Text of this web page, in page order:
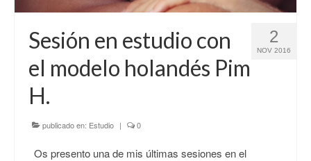
2
NOV 2016
Sesión en estudio con
el modelo holandés Pim
H.
publicado en: Estudio | 0
Os presento una de mis últimas sesiones en el